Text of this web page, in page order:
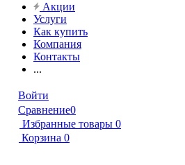
Акции
Услуги
Как купить
Компания
Контакты
...
Войти
Сравнение0
Избранные товары 0
Корзина 0